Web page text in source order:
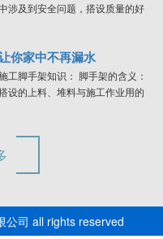
涉及到安全问题，搭设质量的好
你家中不再漏水
工脚手架知识： 脚手架的含义：
设的上料、堆料与施工作业用的
公司 all rights reserved